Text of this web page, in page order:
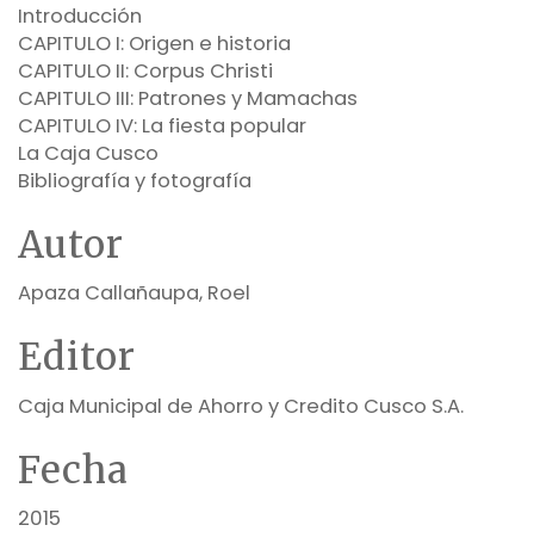
Introducción
CAPITULO I: Origen e historia
CAPITULO II: Corpus Christi
CAPITULO III: Patrones y Mamachas
CAPITULO IV: La fiesta popular
La Caja Cusco
Bibliografía y fotografía
Autor
Apaza Callañaupa, Roel
Editor
Caja Municipal de Ahorro y Credito Cusco S.A.
Fecha
2015